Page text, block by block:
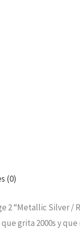
(0)
2 “Metallic Silver
grita 2000s y